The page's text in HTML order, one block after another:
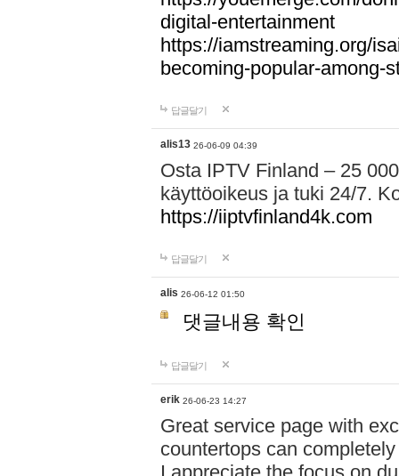
digital-entertainment
https://iamstreaming.org/
becoming-popular-among-
답글달기
alis13 26-06-09 04:39
Osta IPTV Finland – 25
käyttöoikeus ja tuki 24/7.
https://iiptvfinland4k.com
답글달기
alis 26-06-12 01:50
댓글내용 확인
답글달기
erik 26-06-23 14:27
Great service page with
countertops can